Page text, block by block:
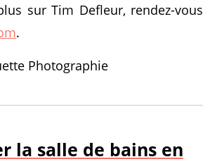
sur Tim Defleur, rendez-vous
.
Photographie
la salle de bains en